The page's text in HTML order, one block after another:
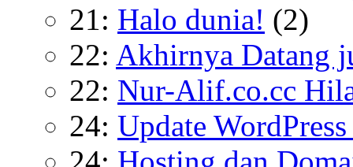
21: Halo dunia! (2)
22: Akhirnya Datang
22: Nur-Alif.co.cc
24: Update